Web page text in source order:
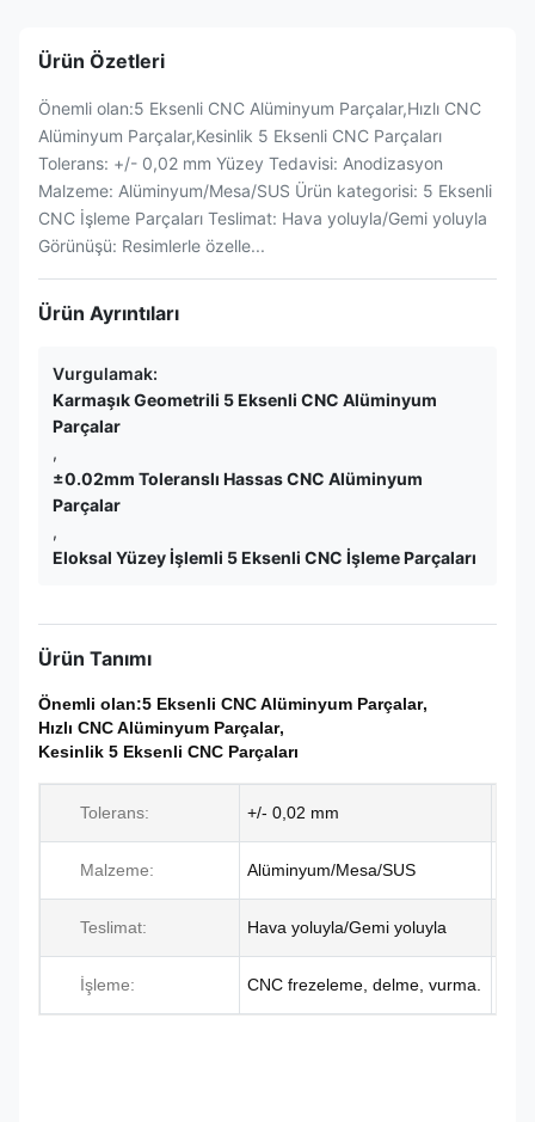
Ürün Özetleri
Önemli olan:5 Eksenli CNC Alüminyum Parçalar,Hızlı CNC
Alüminyum Parçalar,Kesinlik 5 Eksenli CNC Parçaları
Tolerans: +/- 0,02 mm Yüzey Tedavisi: Anodizasyon
Malzeme: Alüminyum/Mesa/SUS Ürün kategorisi: 5 Eksenli
CNC İşleme Parçaları Teslimat: Hava yoluyla/Gemi yoluyla
Görünüşü: Resimlerle özelle...
Ürün Ayrıntıları
Vurgulamak:
Karmaşık Geometrili 5 Eksenli CNC Alüminyum
Parçalar
,
±0.02mm Toleranslı Hassas CNC Alüminyum
Parçalar
,
Eloksal Yüzey İşlemli 5 Eksenli CNC İşleme Parçaları
Ürün Tanımı
Önemli olan:5 Eksenli CNC Alüminyum Parçalar,
Hızlı CNC Alüminyum Parçalar,
Kesinlik 5 Eksenli CNC Parçaları
Tolerans: +/- 0,02 mm
Malzeme: Alüminyum/Mesa/SUS
Teslimat: Hava yoluyla/Gemi yoluyla
İşleme: CNC frezeleme, delme, vurma.